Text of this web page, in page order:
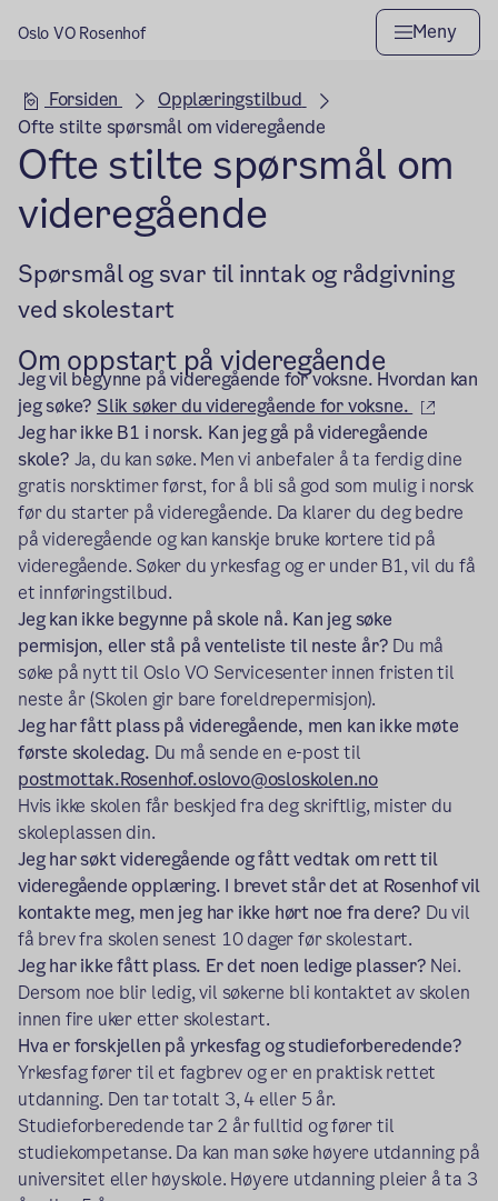
Oslo VO Rosenhof Meny
Hovedseksjon
Forsiden
Opplæringstilbud
Ofte stilte spørsmål om videregående
Ofte stilte spørsmål om
videregående
Spørsmål og svar til inntak og rådgivning
ved skolestart
Om oppstart på videregående
Jeg vil begynne på videregående for voksne. Hvordan kan
jeg søke? Slik søker du videregående for voksne.
Jeg har ikke B1 i norsk. Kan jeg gå på videregående
skole? Ja, du kan søke. Men vi anbefaler å ta ferdig dine
gratis norsktimer først, for å bli så god som mulig i norsk
før du starter på videregående. Da klarer du deg bedre
på videregående og kan kanskje bruke kortere tid på
videregående. Søker du yrkesfag og er under B1, vil du få
et innføringstilbud.
Jeg kan ikke begynne på skole nå. Kan jeg søke
permisjon, eller stå på venteliste til neste år? Du må
søke på nytt til Oslo VO Servicesenter innen fristen til
neste år (Skolen gir bare foreldrepermisjon).
Jeg har fått plass på videregående, men kan ikke møte
første skoledag. Du må sende en e-post til
postmottak.Rosenhof.oslovo@osloskolen.no
Hvis ikke skolen får beskjed fra deg skriftlig, mister du
skoleplassen din.
Jeg har søkt videregående og fått vedtak om rett til
videregående opplæring. I brevet står det at Rosenhof vil
kontakte meg, men jeg har ikke hørt noe fra dere? Du vil
få brev fra skolen senest 10 dager før skolestart.
Jeg har ikke fått plass. Er det noen ledige plasser? Nei.
Dersom noe blir ledig, vil søkerne bli kontaktet av skolen
innen fire uker etter skolestart.
Hva er forskjellen på yrkesfag og studieforberedende?
Yrkesfag fører til et fagbrev og er en praktisk rettet
utdanning. Den tar totalt 3, 4 eller 5 år.
Studieforberedende tar 2 år fulltid og fører til
studiekompetanse. Da kan man søke høyere utdanning på
universitet eller høyskole. Høyere utdanning pleier å ta 3